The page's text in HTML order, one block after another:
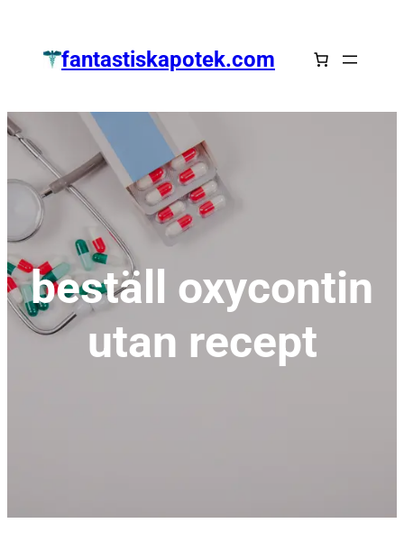
springenfantastiskapotek.com
beställ oxycontin
utan recept